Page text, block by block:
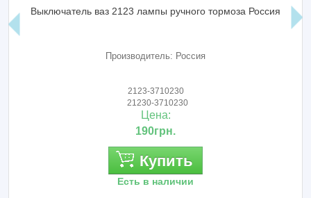
Выключатель ваз 2123 лампы ручного тормоза Россия
Производитель: Россия
2123-3710230
21230-3710230
Цена:
190грн.
Купить
Есть в наличии